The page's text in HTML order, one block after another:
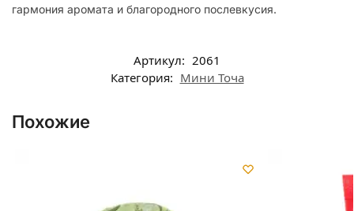
гармония аромата и благородного послевкусия.
Артикул: 2061
Категория: Мини Точа
Похожие